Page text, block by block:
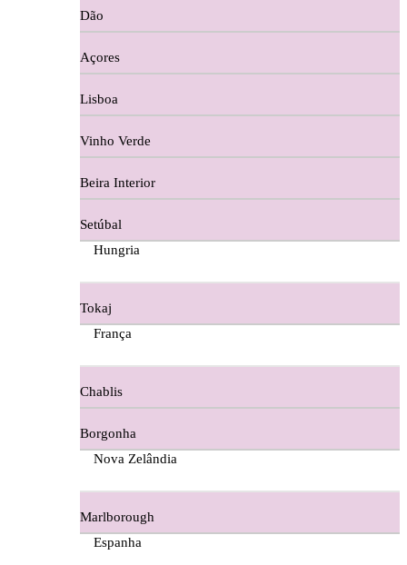
Cortes De Reguengo Douro
Digestivos
Divai - Alentejo
Dona Sancha Dão
Doroteia Douro
Ermelinda Freitas - Setubal
Evidencia Dão
Ferraz Wine - Beira Interior
Figueira Coriga - Alentejo
Guerreiro Vinhos - Bairrada
Dão
Açores
Lisboa
Vinho Verde
Beira Interior
Setúbal
Hungria
Tokaj
França
Chablis
Borgonha
Nova Zelândia
Marlborough
Espanha